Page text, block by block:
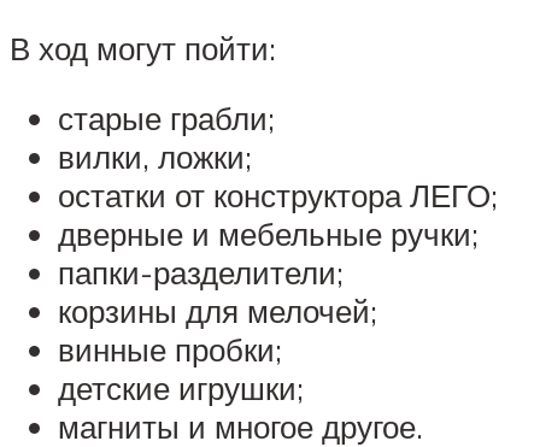
В ход могут пойти:
старые грабли;
вилки, ложки;
остатки от конструктора ЛЕГО;
дверные и мебельные ручки;
папки-разделители;
корзины для мелочей;
винные пробки;
детские игрушки;
магниты и многое другое.